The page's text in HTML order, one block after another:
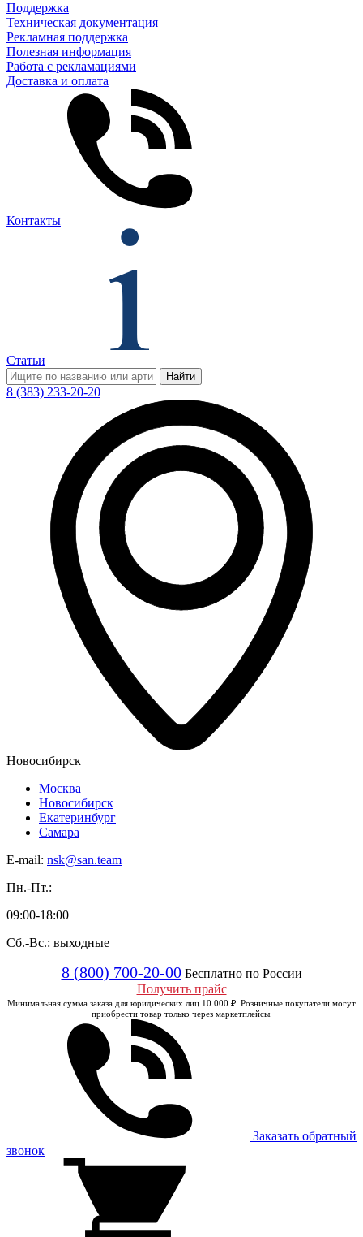
Поддержка
Техническая документация
Рекламная поддержка
Полезная информация
Работа с рекламациями
Доставка и оплата
Контакты
Статьи
Найти
8 (383) 233-20-20
Новосибирск
Москва
Новосибирск
Екатеринбург
Самара
E-mail: nsk@san.team
Пн.-Пт.:
09:00-18:00
Сб.-Вс.: выходные
8 (800) 700-20-00 Бесплатно по России
Получить прайс
Минимальная сумма заказа для юридических лиц 10 000 ₽. Розничные покупатели могут
приобрести товар только через маркетплейсы.
Заказать обратный
звонок